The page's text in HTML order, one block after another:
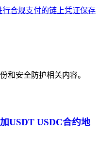
合规支付的链上凭证保存
和安全防护相关内容。
USDT USDC合约地